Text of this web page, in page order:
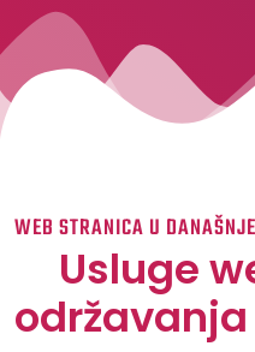
WEB STRANICA U
Usluge